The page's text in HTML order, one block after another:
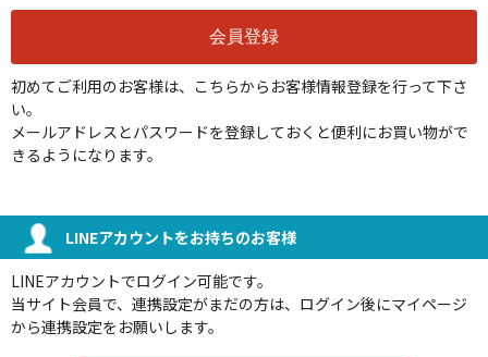
初めてご利用のお客様は、こちらからお客様情報登録を行って下さ
い。
メールアドレスとパスワードを登録しておくと便利にお買い物がで
きるようになります。
LINEアカウントをお持ちのお客様
LINEアカウントでログイン可能です。
当サイト会員で、連携設定がまだの方は、ログイン後にマイページ
から連携設定をお願いします。